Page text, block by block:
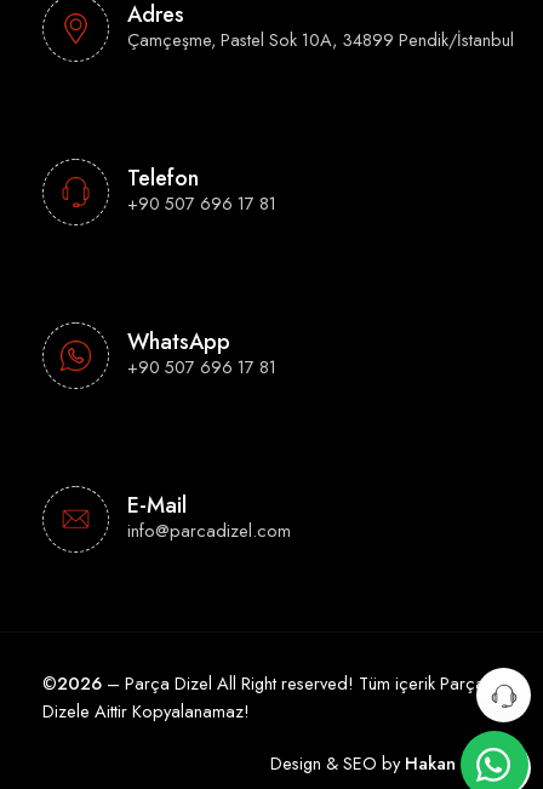
Adres
Çamçeşme, Pastel Sok 10A, 34899 Pendik/İstanbul
Telefon
+90 507 696 17 81
WhatsApp
+90 507 696 17 81
E-Mail
info@parcadizel.com
©2026 – Parça Dizel All Right reserved! Tüm içerik Parça
Dizele Aittir Kopyalanamaz!
Design & SEO byHakan Çelik